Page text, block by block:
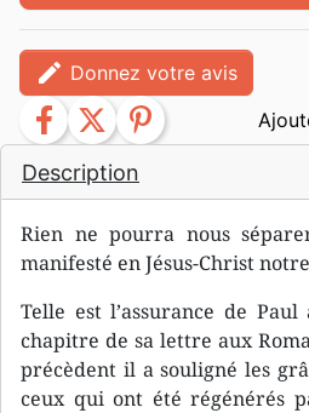
Description
Rien ne pourra nous
manifesté en Jésus-Christ
Telle est l’assurance de
chapitre de sa lettre aux
précèdent il a souligné les
ceux qui ont été régénérés
edit Donnez votre avis
facebook twitter pinterest